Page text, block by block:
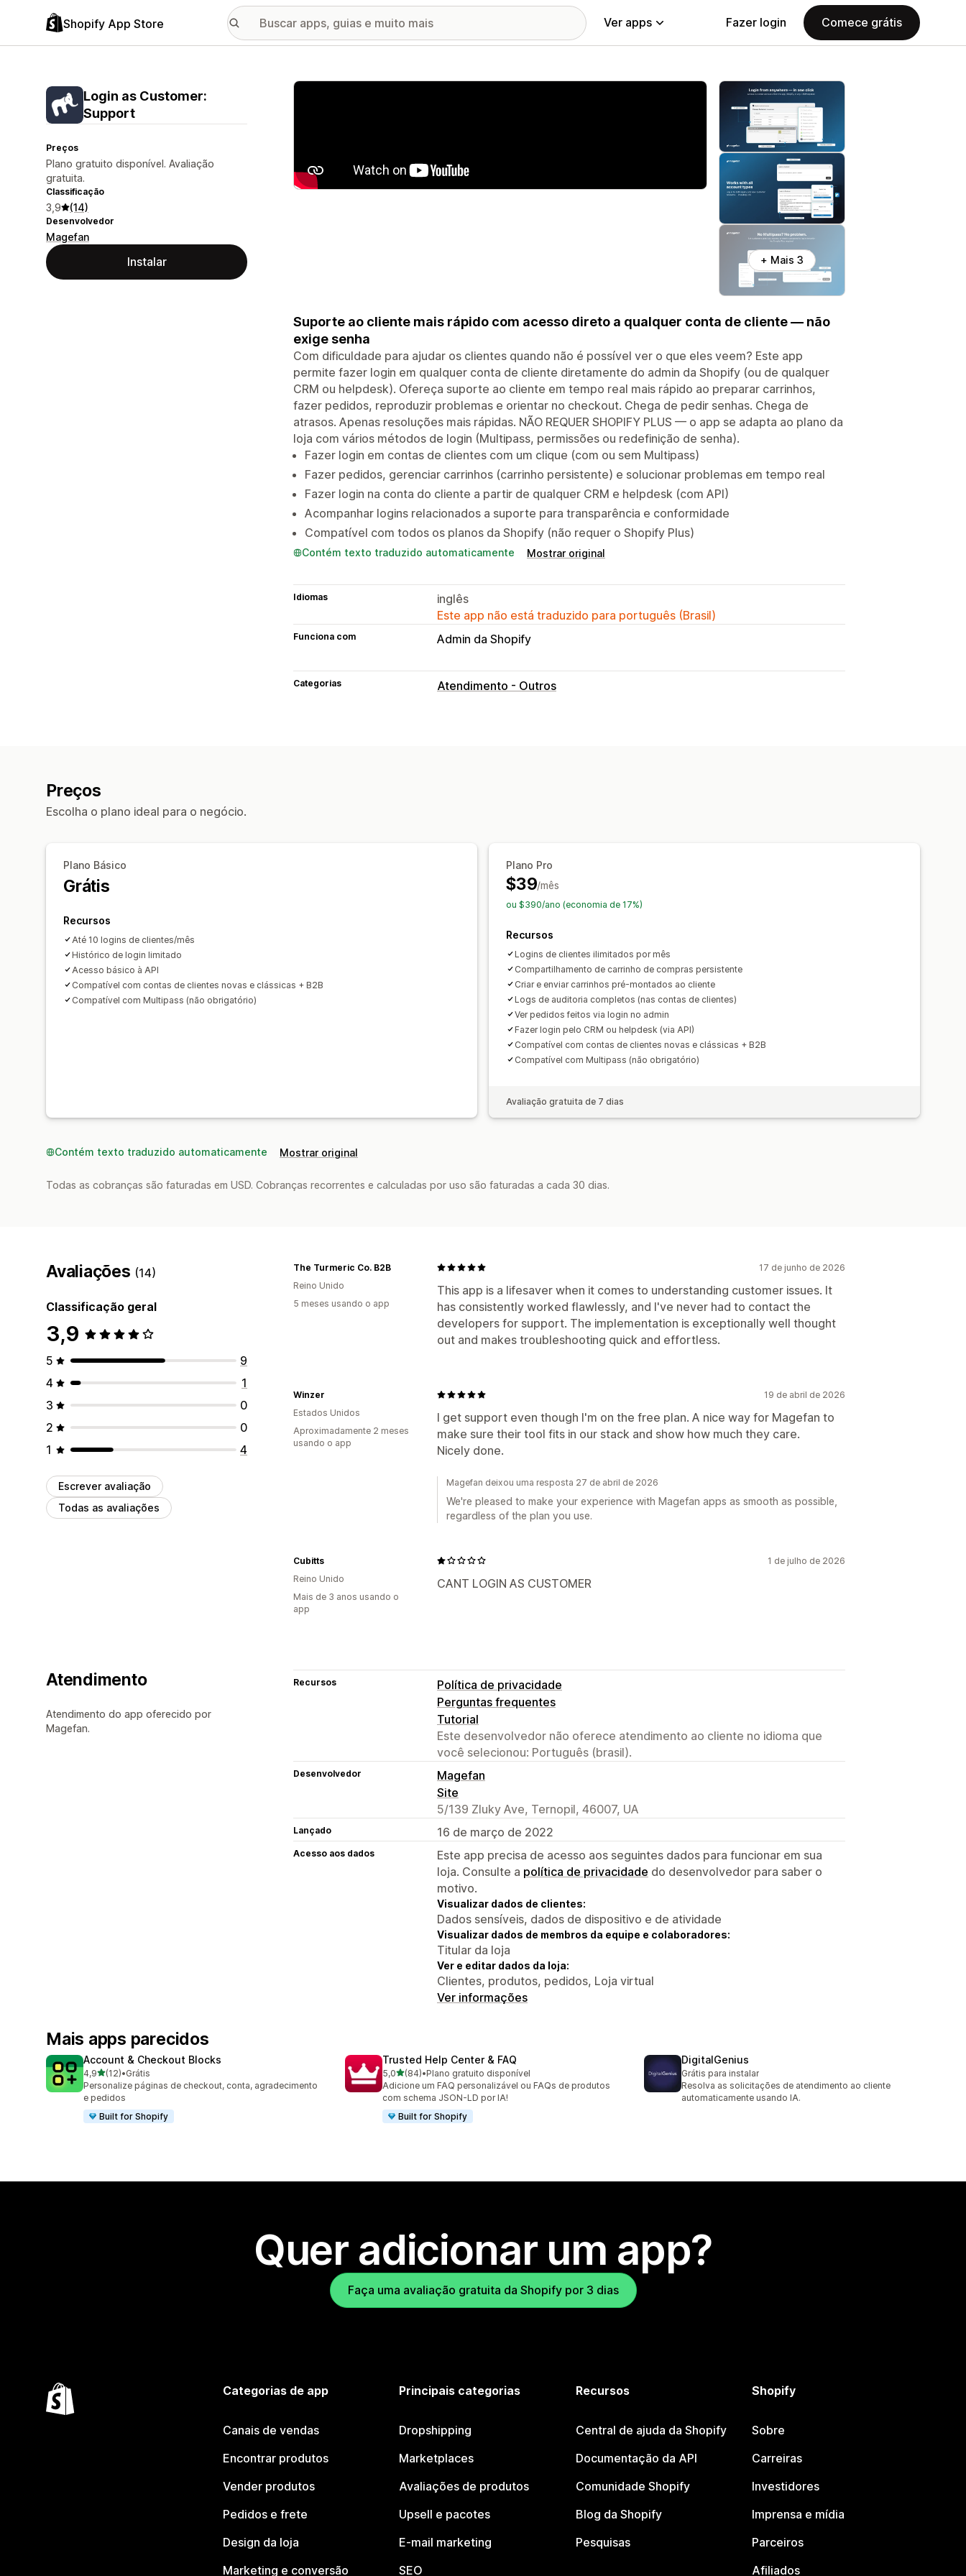
Shopify App Store Ver apps Fazer login Comece grátis
Login as Customer:
Support
Preços
Plano gratuito disponível. Avaliação
gratuita.
Classificação
3,9 (14)
Desenvolvedor
Magefan
Instalar
Galeria de imagens em destaque
+ Mais 3
Suporte ao cliente mais rápido com acesso direto a qualquer conta de cliente — não
exige senha
Com dificuldade para ajudar os clientes quando não é possível ver o que eles veem? Este app
permite fazer login em qualquer conta de cliente diretamente do admin da Shopify (ou de qualquer
CRM ou helpdesk). Ofereça suporte ao cliente em tempo real mais rápido ao preparar carrinhos,
fazer pedidos, reproduzir problemas e orientar no checkout. Chega de pedir senhas. Chega de
atrasos. Apenas resoluções mais rápidas. NÃO REQUER SHOPIFY PLUS — o app se adapta ao plano da
loja com vários métodos de login (Multipass, permissões ou redefinição de senha).
Fazer login em contas de clientes com um clique (com ou sem Multipass)
Fazer pedidos, gerenciar carrinhos (carrinho persistente) e solucionar problemas em tempo real
Fazer login na conta do cliente a partir de qualquer CRM e helpdesk (com API)
Acompanhar logins relacionados a suporte para transparência e conformidade
Compatível com todos os planos da Shopify (não requer o Shopify Plus)
Contém texto traduzido automaticamente Mostrar original
Idiomas
inglês
Este app não está traduzido para português (Brasil)
Funciona com Admin da Shopify
Categorias Atendimento - Outros
Preços
Escolha o plano ideal para o negócio.
Plano Básico
Grátis
Recursos
Até 10 logins de clientes/mês
Histórico de login limitado
Acesso básico à API
Compatível com contas de clientes novas e clássicas + B2B
Compatível com Multipass (não obrigatório)
Plano Pro
$39/mês
ou $390/ano (economia de 17%)
Recursos
Logins de clientes ilimitados por mês
Compartilhamento de carrinho de compras persistente
Criar e enviar carrinhos pré-montados ao cliente
Logs de auditoria completos (nas contas de clientes)
Ver pedidos feitos via login no admin
Fazer login pelo CRM ou helpdesk (via API)
Compatível com contas de clientes novas e clássicas + B2B
Compatível com Multipass (não obrigatório)
Avaliação gratuita de 7 dias
Contém texto traduzido automaticamente Mostrar original
Todas as cobranças são faturadas em USD. Cobranças recorrentes e calculadas por uso são faturadas a cada 30 dias.
Avaliações (14)
Classificação geral
3,9
5
9
4
1
3
0
2
0
1
4
Escrever avaliação
Todas as avaliações
17 de junho de 2026
This app is a lifesaver when it comes to understanding customer issues. It
has consistently worked flawlessly, and I've never had to contact the
developers for support. The implementation is exceptionally well thought
out and makes troubleshooting quick and effortless.
The Turmeric Co. B2B
Reino Unido
5 meses usando o app
19 de abril de 2026
I get support even though I'm on the free plan. A nice way for Magefan to
make sure their tool fits in our stack and show how much they care.
Nicely done.
Winzer
Estados Unidos
Aproximadamente 2 meses
usando o app
Magefan deixou uma resposta 27 de abril de 2026
We're pleased to make your experience with Magefan apps as smooth as possible,
regardless of the plan you use.
1 de julho de 2026
CANT LOGIN AS CUSTOMER
Cubitts
Reino Unido
Mais de 3 anos usando o
app
Atendimento
Atendimento do app oferecido por
Magefan.
Recursos
Política de privacidade
Perguntas frequentes
Tutorial
Este desenvolvedor não oferece atendimento ao cliente no idioma que
você selecionou: Português (brasil).
Desenvolvedor
Magefan
Site
5/139 Zluky Ave, Ternopil, 46007, UA
Lançado 16 de março de 2022
Acesso aos dados
Este app precisa de acesso aos seguintes dados para funcionar em sua
loja. Consulte a política de privacidade do desenvolvedor para saber o
motivo.
Visualizar dados de clientes:
Dados sensíveis, dados de dispositivo e de atividade
Visualizar dados de membros da equipe e colaboradores:
Titular da loja
Ver e editar dados da loja:
Clientes, produtos, pedidos, Loja virtual
Ver informações
Mais apps parecidos
Account & Checkout Blocks
4,9de 5 estrelas
(12)
12 avaliações ao todo
•Grátis
Personalize páginas de checkout, conta, agradecimento
e pedidos
Built for Shopify
Trusted Help Center & FAQ
5,0de 5 estrelas
(84)
84 avaliações ao todo
•Plano gratuito disponível
Adicione um FAQ personalizável ou FAQs de produtos
com schema JSON-LD por IA!
Built for Shopify
DigitalGenius
Grátis para instalar
Resolva as solicitações de atendimento ao cliente
automaticamente usando IA.
Quer adicionar um app?
Faça uma avaliação gratuita da Shopify por 3 dias
Categorias de app
Canais de vendas
Encontrar produtos
Vender produtos
Pedidos e frete
Design da loja
Marketing e conversão
Principais categorias
Dropshipping
Marketplaces
Avaliações de produtos
Upsell e pacotes
E-mail marketing
SEO
Recursos
Central de ajuda da Shopify
Documentação da API
Comunidade Shopify
Blog da Shopify
Pesquisas
Shopify
Sobre
Carreiras
Investidores
Imprensa e mídia
Parceiros
Afiliados